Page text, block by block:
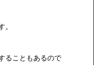
。
ることもあるので